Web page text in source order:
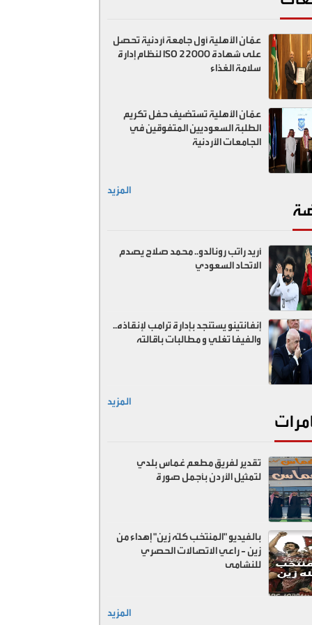
عمّان الأهلية أول جامعة أردنية تحصل
على شهادة ISO 22000 لنظام إدارة
سلامة الغذاء
عمّان الأهلية تستضيف حفل تكريم
الطلبة السعوديين المتفوقين في
الجامعات الأردنية
المزيد
أريد راتب رونالدو.. محمد صلاح يصدم
الاتحاد السعودي
إنفانتينو يستنجد بإدارة ترامب لإنقاذه..
والفيفا تغلي و مطالبات باقالته
المزيد
تقدير لفريق مطعم غماس بلدي
لتمثيل الأردن بأجمل صورة
بالفيديو "المنتخب كلّه زين" إهداء من
زين - راعي الاتصالات الحصري
للنشامى
المزيد